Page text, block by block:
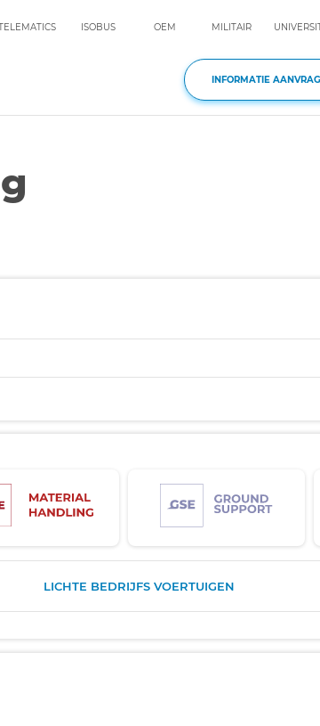
ISOBUS OEM MILITAIR
INFORMATIE
LICHTE BEDRIJFS VOERTUIGEN